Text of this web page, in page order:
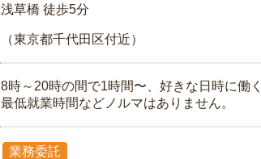
浅草橋 徒歩5分
（東京都千代田区付近）
8時～20時の間で1時間〜、好きな日時に働
最低就業時間などノルマはありません。
業務委託